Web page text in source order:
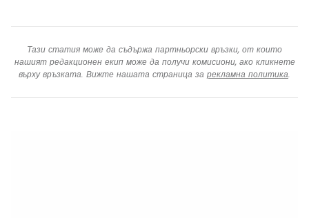
Тази статия може да съдържа партньорски връзки, от които
нашият редакционен екип може да получи комисиони, ако кликнете
върху връзката. Вижте нашата страница за рекламна политика.